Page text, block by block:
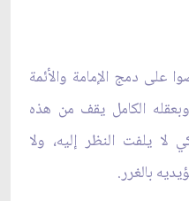
على دمج الإمامة والأئمة
الكامل يقف من هذه
لا يلفت النظر إليه، ولا
بالغرر.